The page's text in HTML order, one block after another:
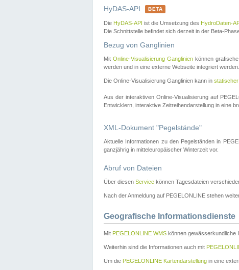
HyDAS-API BETA
Die HyDAS-API ist die Umsetzung des HydroDaten-
Die Schnittstelle befindet sich derzeit in der Beta-
Bezug von Ganglinien
MitOnline-Visualisierung Ganglinien können
werden und in eine externe Webseite integriert
Die Online-Visualisierung Ganglinien kann in
Aus der interaktiven Online-Visualisierung auf
Entwicklern, interaktive Zeitreihendarstellung in eine
XML-Dokument "Pegelstände"
Aktuelle Informationen zu den Pegelständen in
ganzjährig in mitteleuropäischer Winterzeit vor.
Abruf von Dateien
Über diesen Service können Tagesdateien
Nach der Anmeldung auf PEGELONLINE stehen
Geografische Informationsdienste
Mit PEGELONLINE WMS können gewässerkundliche
Weiterhin sind die Informationen auch mit
Um die PEGELONLINE Kartendarstellung in eine